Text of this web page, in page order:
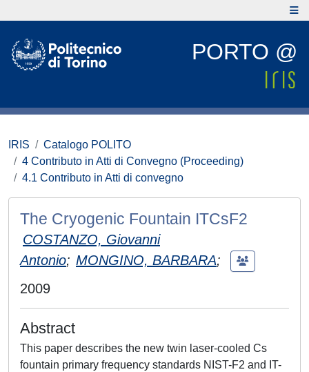
PORTO @
IRIS
Catalogo POLITO
4 Contributo in Atti di Convegno (Proceeding)
4.1 Contributo in Atti di convegno
The Cryogenic Fountain ITCsF2
COSTANZO, Giovanni
Antonio; MONGINO, BARBARA;
2009
Abstract
This paper describes the new twin laser-cooled Cs
fountain primary frequency standards NIST-F2 and IT-